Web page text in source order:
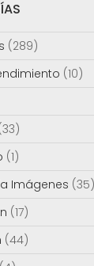
(289)
(10)
(1)
Imágenes (35)
(17)
(44)